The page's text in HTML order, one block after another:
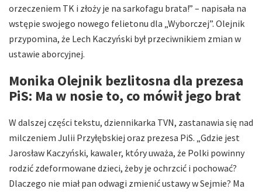
orzeczeniem TK i złoży je na sarkofagu brata!” – napisała na
wstępie swojego nowego felietonu dla „Wyborczej”. Olejnik
przypomina, że Lech Kaczyński był przeciwnikiem zmian w
ustawie aborcyjnej.
Monika Olejnik bezlitosna dla prezesa
PiS: Ma w nosie to, co mówił jego brat
W dalszej części tekstu, dziennikarka TVN, zastanawia się nad
milczeniem Julii Przyłębskiej oraz prezesa PiS. „Gdzie jest
Jarosław Kaczyński, kawaler, który uważa, że Polki powinny
rodzić zdeformowane dzieci, żeby je ochrzcić i pochować?
Dlaczego nie miał pan odwagi zmienić ustawy w Sejmie? Ma